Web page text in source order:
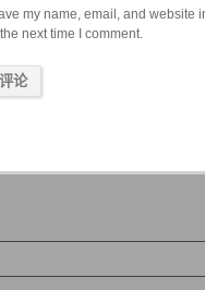
my name, email, and website
next time I comment.